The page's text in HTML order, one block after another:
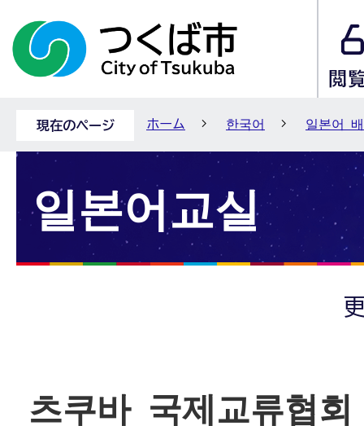
現在のページ ホーム 한국어 일본어
일본어교실
츠쿠바 국제교류협회